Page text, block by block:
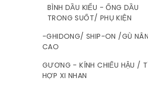
BÌNH DẦU KIỂU - ỐNG DẦU
TRONG SUỐT/ PHỤ KIỆN
-GHIDONG/ SHIP-ON /GÙ
CAO
GƯƠNG - KÍNH CHIẾU HẬU /
HỢP XI NHAN